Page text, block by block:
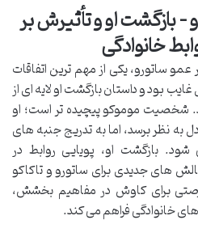
بازگشت او و تأثیرش بر
خانوادگی
ساتورو، یکی از مهم ترین اتفاقات
بود و داستان بازگشت او لایه ای از
شخصیت موموکو پیچیده تر است؛ او
به نظر برسد، اما به تدریج جنبه های
بازگشت او، پویایی روابط در
های جدیدی برای ساتورو و تاکاکو
برای کاوش در مفاهیم بخشش،
خانوادگی فراهم می کند.